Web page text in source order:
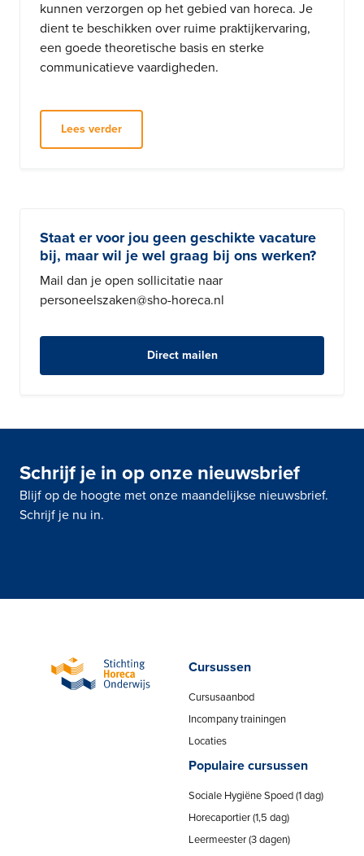
kunnen verzorgen op het gebied van horeca. Je
dient te beschikken over ruime praktijkervaring,
een goede theoretische basis en sterke
communicatieve vaardigheden.
Lees verder
Staat er voor jou geen geschikte vacature
bij, maar wil je wel graag bij ons werken?
Mail dan je open sollicitatie naar
personeelszaken@sho-horeca.nl
Direct mailen
Schrijf je in op onze nieuwsbrief
Blijf op de hoogte met onze maandelijkse nieuwsbrief.
Schrijf je nu in.
Cursussen
Cursusaanbod
Incompany trainingen
Locaties
Populaire cursussen
Sociale Hygiëne Spoed (1 dag)
Horecaportier (1,5 dag)
Leermeester (3 dagen)